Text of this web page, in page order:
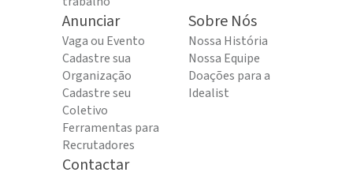
Anunciar
Vaga ou Evento
Cadastre sua
Organização
Cadastre seu
Coletivo
Ferramentas para
Recrutadores
Sobre Nós
Nossa História
Nossa Equipe
Doações para a
Idealist
Contactar